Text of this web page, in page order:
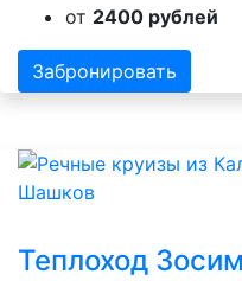
от 2400 рублей
Забронировать
Теплоход